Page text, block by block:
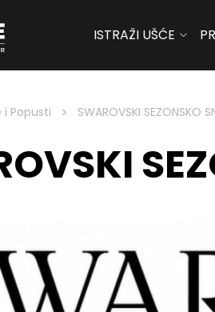
ISTRAŽI UŠĆE
i Popusti > SWAROVSKI SEZONSKO